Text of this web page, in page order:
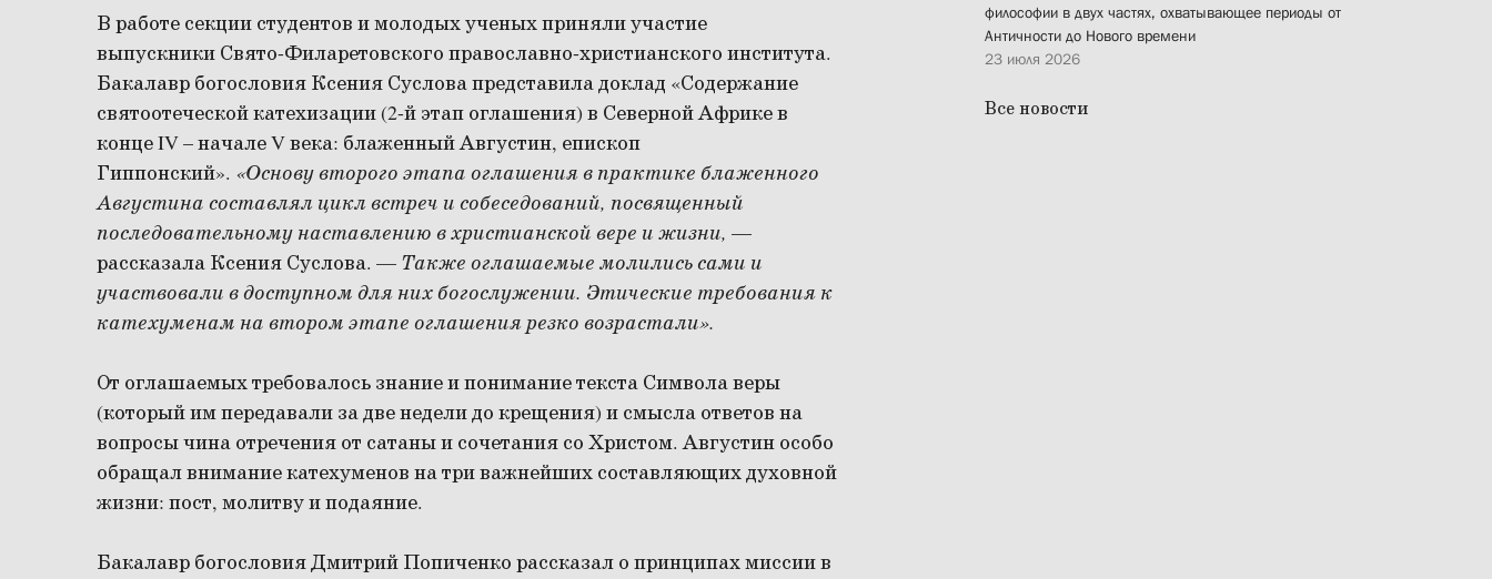
В работе секции студентов и молодых ученых приняли участие
выпускники Свято-Филаретовского православно-христианского института.
Бакалавр богословия Ксения Суслова представила доклад «Содержание
святоотеческой катехизации (2-й этап оглашения) в Северной Африке в
конце IV – начале V века: блаженный Августин, епископ
Гиппонский». «Основу второго этапа оглашения в практике блаженного
Августина составлял цикл встреч и собеседований, посвященный
последовательному наставлению в христианской вере и жизни, —
рассказала Ксения Суслова. — Также оглашаемые молились сами и
участвовали в доступном для них богослужении. Этические требования к
катехуменам на втором этапе оглашения резко возрастали».
От оглашаемых требовалось знание и понимание текста Символа веры
(который им передавали за две недели до крещения) и смысла ответов на
вопросы чина отречения от сатаны и сочетания со Христом. Августин особо
обращал внимание катехуменов на три важнейших составляющих духовной
жизни: пост, молитву и подаяние.
Бакалавр богословия Дмитрий Попиченко рассказал о принципах миссии в
философии в двух частях, охватывающее периоды от
Античности до Нового времени
23 июля 2026
Все новости